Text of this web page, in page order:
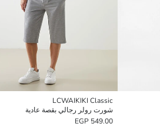
LCWAIKIKI Classic
شورت رولر رجالي بقصة عادية
549.00 EGP